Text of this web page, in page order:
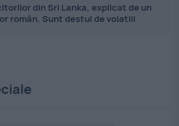
din Sri Lanka, explicat de un
român. Sunt destul de volatili